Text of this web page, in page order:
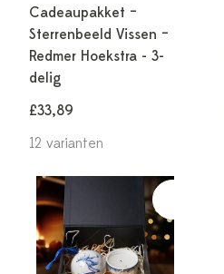
Cadeaupakket –
Sterrenbeeld Vissen –
Redmer Hoekstra - 3-
delig
£33,89
12 varianten